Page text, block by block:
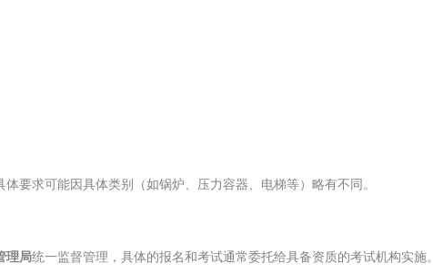
要求可能因具体类别（如锅炉、压力容器、电梯等）略有不同。
理局统一监督管理，具体的报名和考试通常委托给具备资质的考试机构实施。